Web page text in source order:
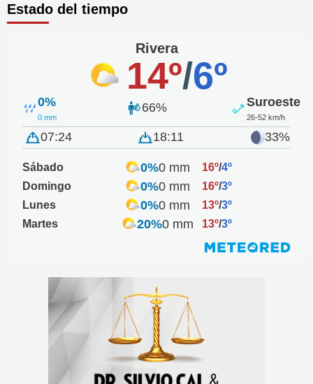
Estado del tiempo
Rivera
14º/6º
0%
0 mm
66% Suroeste
26-52 km/h
07:24 18:11 33%
Sábado 0%0 mm 16º/4º
Domingo
0%0 mm 16º/3º
Lunes
0%0 mm 13º/3º
Martes
20%0 mm 13º/3º